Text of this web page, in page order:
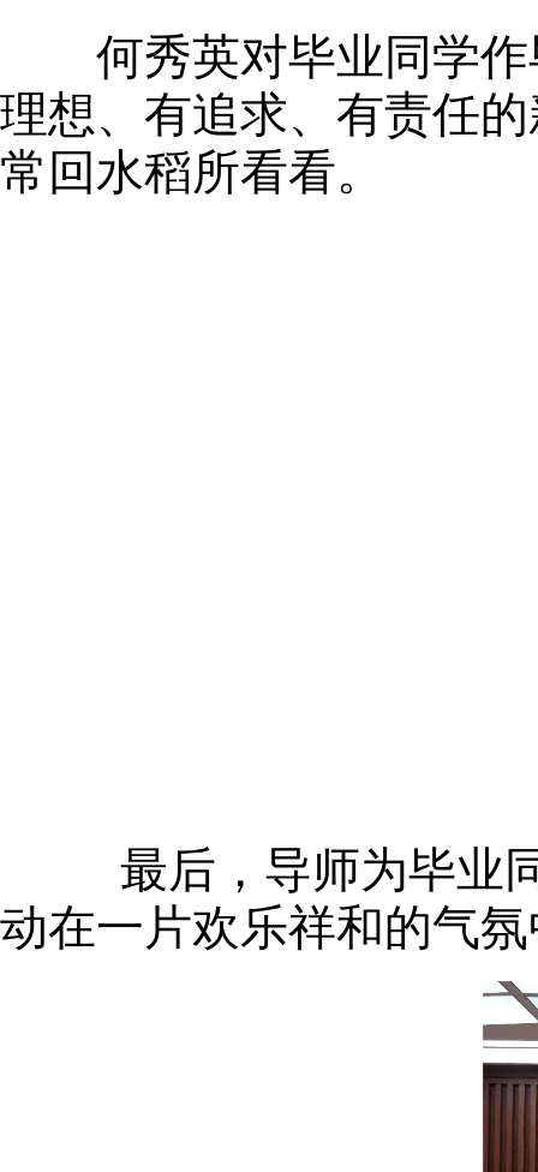
何秀英对毕业同学作
理想、有追求、有责任
常回水稻所看看。
最后，导师为毕业同
动在一片欢乐祥和的气